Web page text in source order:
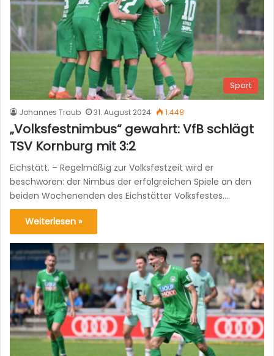
Sport
Johannes Traub 31. August 2024 1.448
„Volksfestnimbus“ gewahrt: VfB schlägt
TSV Kornburg mit 3:2
Eichstätt. – Regelmäßig zur Volksfestzeit wird er
beschworen: der Nimbus der erfolgreichen Spiele an den
beiden Wochenenden des Eichstätter Volksfestes.…
Weiterlesen »